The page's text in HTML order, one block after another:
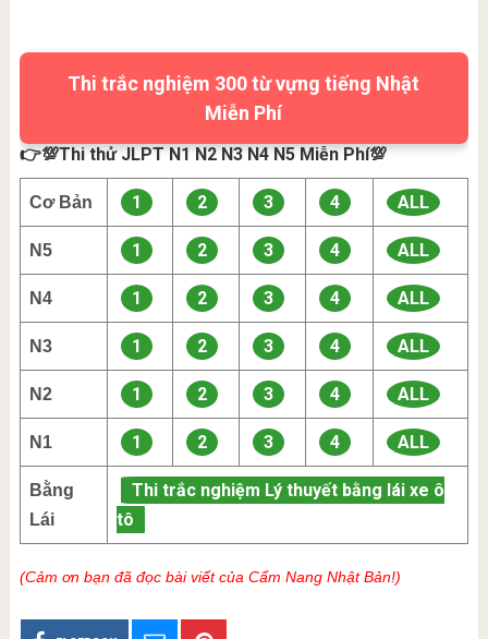
Thi trắc nghiệm 300 từ vựng tiếng Nhật
Miễn Phí
👉💯Thi thử JLPT N1 N2 N3 N4 N5 Miễn Phí💯
Cơ Bản 1 2 3 4 ALL
N5 1 2 3 4 ALL
N4 1 2 3 4 ALL
N3 1 2 3 4 ALL
N2 1 2 3 4 ALL
N1 1 2 3 4 ALL
Bằng
Lái
Thi trắc nghiệm Lý thuyết bằng lái xe ô
tô
(Cảm ơn bạn đã đọc bài viết của Cẩm Nang Nhật Bản!)